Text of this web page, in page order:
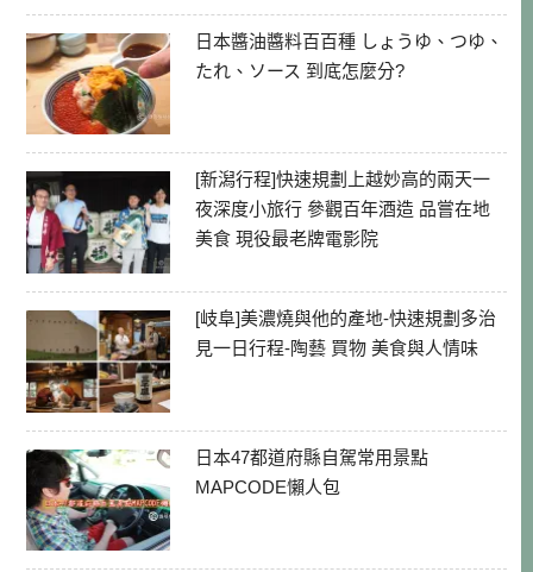
日本醬油醬料百百種 しょうゆ、つゆ、
たれ、ソース 到底怎麼分?
[新潟行程]快速規劃上越妙高的兩天一
夜深度小旅行 參觀百年酒造 品嘗在地
美食 現役最老牌電影院
[岐阜]美濃燒與他的產地-快速規劃多治
見一日行程-陶藝 買物 美食與人情味
日本47都道府縣自駕常用景點
MAPCODE懶人包